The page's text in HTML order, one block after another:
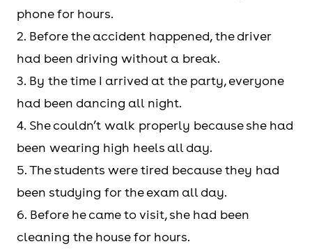
phone for hours.
2. Before the accident happened, the driver
had been driving without a break.
3. By the time I arrived at the party, everyone
had been dancing all night.
4. She couldn’t walk properly because she had
been wearing high heels all day.
5. The students were tired because they had
been studying for the exam all day.
6. Before he came to visit, she had been
cleaning the house for hours.